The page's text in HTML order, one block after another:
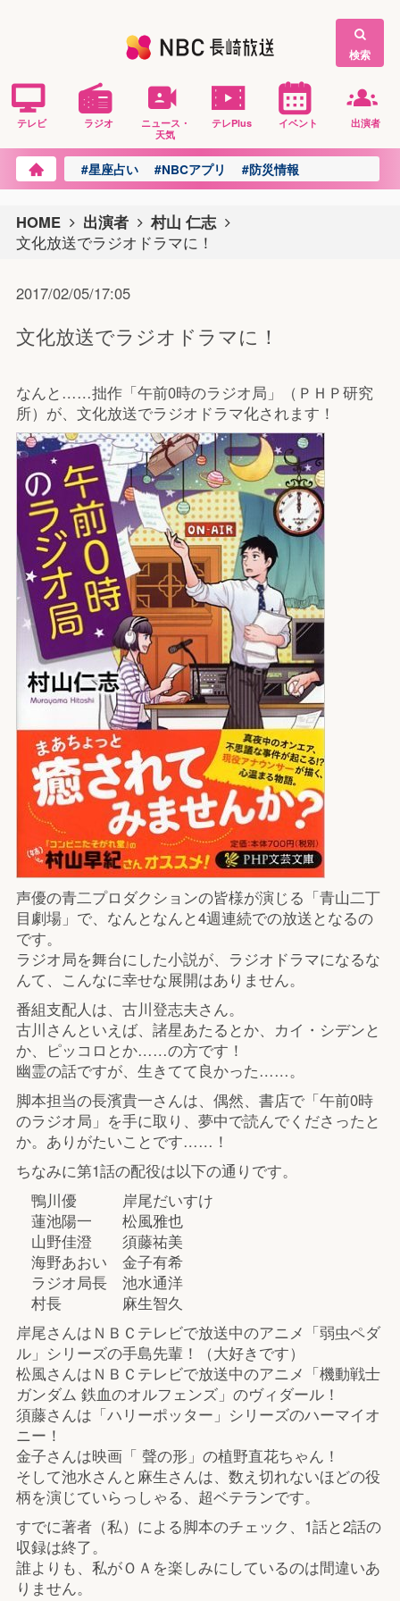
検索
テレビ ラジオ
ニュース・
天気
テレPlus イベント 出演者
#星座占い #NBCアプリ #防災情報
HOME 出演者
村山 仁志
文化放送でラジオドラマに！
2017/02/05/17:05
文化放送でラジオドラマに！
なんと……拙作「午前0時のラジオ局」（ＰＨＰ研究
所）が、文化放送でラジオドラマ化されます！
声優の青二プロダクションの皆様が演じる「青山二丁
目劇場」で、なんとなんと4週連続での放送となるの
です。
ラジオ局を舞台にした小説が、ラジオドラマになるな
んて、こんなに幸せな展開はありません。
番組支配人は、古川登志夫さん。
古川さんといえば、諸星あたるとか、カイ・シデンと
か、ピッコロとか……の方です！
幽霊の話ですが、生きてて良かった……。
脚本担当の長濱貴一さんは、偶然、書店で「午前0時
のラジオ局」を手に取り、夢中で読んでくださったと
か。ありがたいことです……！
ちなみに第1話の配役は以下の通りです。
鴨川優 岸尾だいすけ
蓮池陽一 松風雅也
山野佳澄 須藤祐美
海野あおい 金子有希
ラジオ局長 池水通洋
村長 麻生智久
岸尾さんはＮＢＣテレビで放送中のアニメ「弱虫ペダ
ル」シリーズの手島先輩！（大好きです）
松風さんはＮＢＣテレビで放送中のアニメ「機動戦士
ガンダム 鉄血のオルフェンズ」のヴィダール！
須藤さんは「ハリーポッター」シリーズのハーマイオ
ニー！
金子さんは映画「 聲の形」の植野直花ちゃん！
そして池水さんと麻生さんは、数え切れないほどの役
柄を演じていらっしゃる、超ベテランです。
すでに著者（私）による脚本のチェック、1話と2話の
収録は終了。
誰よりも、私がＯＡを楽しみにしているのは間違いあ
りません。